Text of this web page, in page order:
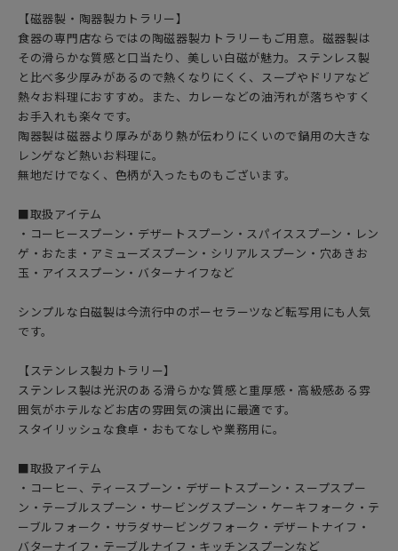
【磁器製・陶器製カトラリー】
食器の専門店ならではの陶磁器製カトラリーもご用意。磁器製は
その滑らかな質感と口当たり、美しい白磁が魅力。ステンレス製
と比べ多少厚みがあるので熱くなりにくく、スープやドリアなど
熱々お料理におすすめ。また、カレーなどの油汚れが落ちやすく
お手入れも楽々です。
陶器製は磁器より厚みがあり熱が伝わりにくいので鍋用の大きな
レンゲなど熱いお料理に。
無地だけでなく、色柄が入ったものもございます。
■取扱アイテム
・コーヒースプーン・デザートスプーン・スパイススプーン・レン
ゲ・おたま・アミューズスプーン・シリアルスプーン・穴あきお
玉・アイススプーン・バターナイフなど
シンプルな白磁製は今流行中のポーセラーツなど転写用にも人気
です。
【ステンレス製カトラリー】
ステンレス製は光沢のある滑らかな質感と重厚感・高級感ある雰
囲気がホテルなどお店の雰囲気の演出に最適です。
スタイリッシュな食卓・おもてなしや業務用に。
■取扱アイテム
・コーヒー、ティースプーン・デザートスプーン・スープスプー
ン・テーブルスプーン・サービングスプーン・ケーキフォーク・テ
ーブルフォーク・サラダサービングフォーク・デザートナイフ・
バターナイフ・テーブルナイフ・キッチンスプーンなど